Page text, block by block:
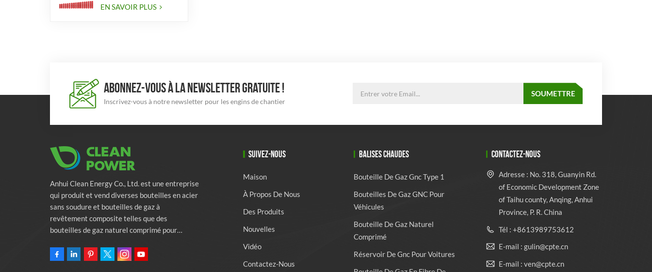
EN SAVOIR PLUS
ABONNEZ-VOUS À LA NEWSLETTER GRATUITE !
Inscrivez-vous à notre newsletter pour les engins de chantier
Anhui Clean Energy Co., Ltd. est une entreprise
qui produit et vend diverses bouteilles en acier
sans soudure et bouteilles de gaz à
revêtement composite telles que des
bouteilles de gaz naturel comprimé pour
des bouteilles de lutte contre l'incendie.
SUIVEZ-NOUS
Maison
À Propos De Nous
Des Produits
Nouvelles
Vidéo
Contactez-Nous
BALISES CHAUDES
Bouteille De Gaz Gnc Type 1
Bouteilles De Gaz GNC Pour
Véhicules
Bouteille De Gaz Naturel
Comprimé
Réservoir De Gnc Pour Voitures
CONTACTEZ-NOUS
Adresse : No. 318, Guanyin Rd.
of Economic Development Zone
of Taihu county, Anqing, Anhui
Province, P. R. China
Tél : +8613989753612
E-mail : gulin@cpte.cn
E-mail : ven@cpte.cn